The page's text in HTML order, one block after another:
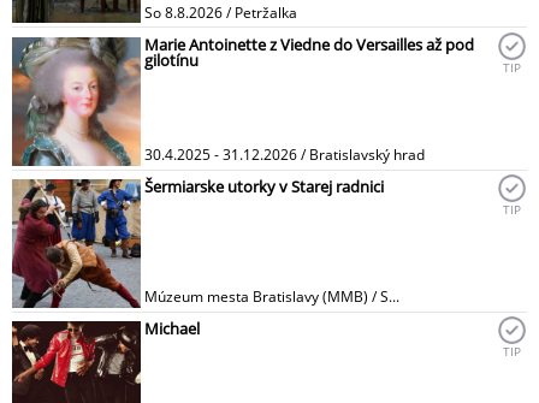
So 8.8.2026 / Petržalka
Marie Antoinette z Viedne do Versailles až pod
gilotínu
30.4.2025 - 31.12.2026 / Bratislavský hrad
TIP
Šermiarske utorky v Starej radnici
Múzeum mesta Bratislavy (MMB) / S...
TIP
Michael
TIP